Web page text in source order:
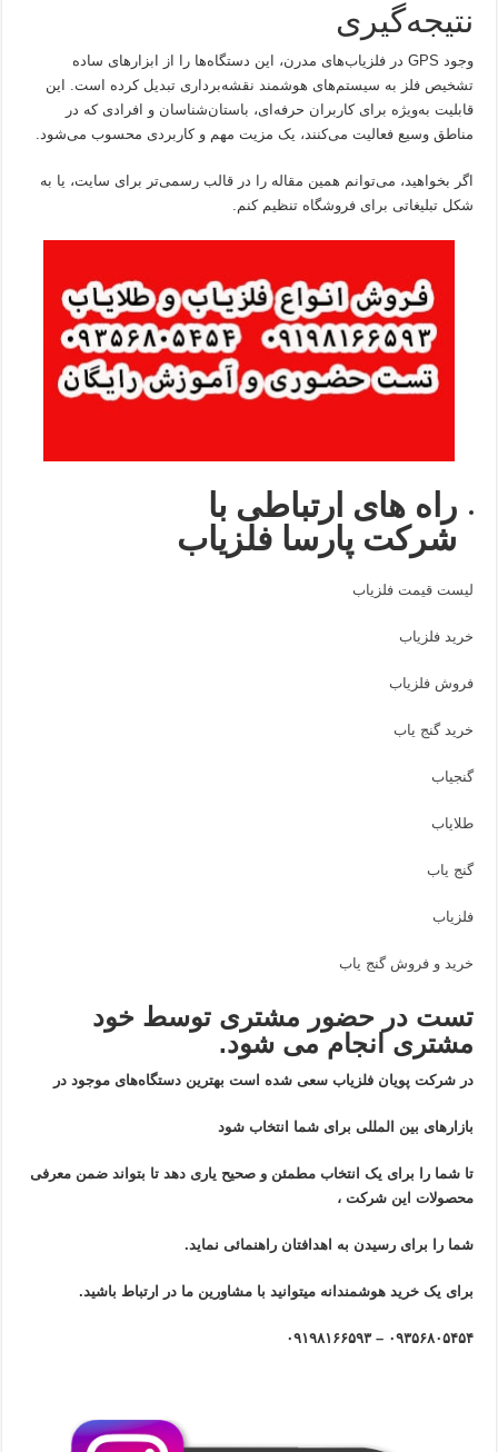
نتیجه‌گیری
وجود GPS در فلزیاب‌های مدرن، این دستگاه‌ها را از ابزارهای ساده
تشخیص فلز به سیستم‌های هوشمند نقشه‌برداری تبدیل کرده است. این
قابلیت به‌ویژه برای کاربران حرفه‌ای، باستان‌شناسان و افرادی که در
مناطق وسیع فعالیت می‌کنند، یک مزیت مهم و کاربردی محسوب می‌شود.
اگر بخواهید، می‌توانم همین مقاله را در قالب رسمی‌تر برای سایت، یا به
شکل تبلیغاتی برای فروشگاه تنظیم کنم.
راه های ارتباطی با
شرکت پارسا فلزیاب
لیست قیمت فلزیاب
خرید فلزیاب
فروش فلزیاب
خرید گنج یاب
گنجیاب
طلایاب
گنج یاب
فلزیاب
خرید و فروش گنج یاب
تست در حضور مشتری توسط خود
مشتری انجام می شود.
در شرکت پویان فلزیاب سعی شده است بهترین دستگاه‌های موجود در
بازار‌های بین المللی برای شما انتخاب شود
تا شما را برای یک انتخاب مطمئن و صحیح یاری دهد تا بتواند ضمن معرفی
محصولات این شرکت ،
شما را برای رسیدن به اهدافتان راهنمائی نماید.
برای یک خرید هوشمندانه میتوانید با مشاورین ما در ارتباط باشید.
۰۹۳۵۶۸۰۵۴۵۴ – ۰۹۱۹۸۱۶۶۵۹۳